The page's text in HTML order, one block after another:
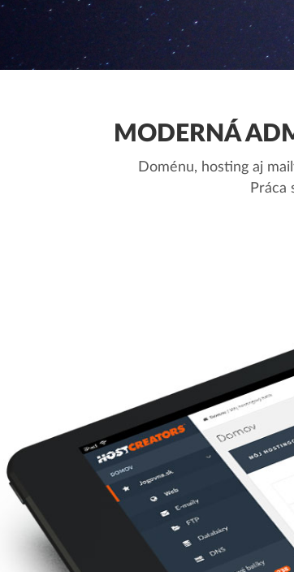
MODERNÁ
Doménu, hosting aj
Práca